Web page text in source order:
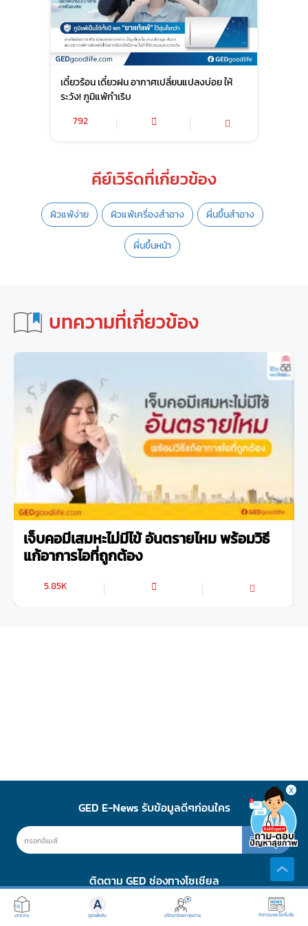
เดี๋ยวร้อน เดี๋ยวฝน อากาศเปลี่ยนแปลงบ่อย ให้
ระวัง! ภูมิแพ้กำเริบ
792
คีย์เวิร์ดที่เกี่ยวข้อง
ผิวแพ้ง่าย ผิวแพ้เครื่องสำอาง ผื่นขึ้นสำอาง
ผื่นขึ้นหน้า
บทความที่เกี่ยวข้อง
เจ็บคอมีเสมหะไม่มีไข้ อันตรายไหม พร้อมวิธี
แก้อาการไอที่ถูกต้อง
5.85K
GED E-News รับข้อมูลดีๆก่อนใคร
สมัคร
ติดตาม GED ช่องทางโซเชียล
บทความ ภูมิแพ้คลับ ปรึกษาปัญหาสุขภาพ กิจกรรมและโปรโมชั่น
X